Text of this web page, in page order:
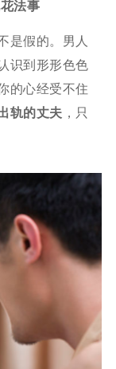
法事
是假的。男人
识到形形色色
的心经受不住
轨的丈夫 ，只